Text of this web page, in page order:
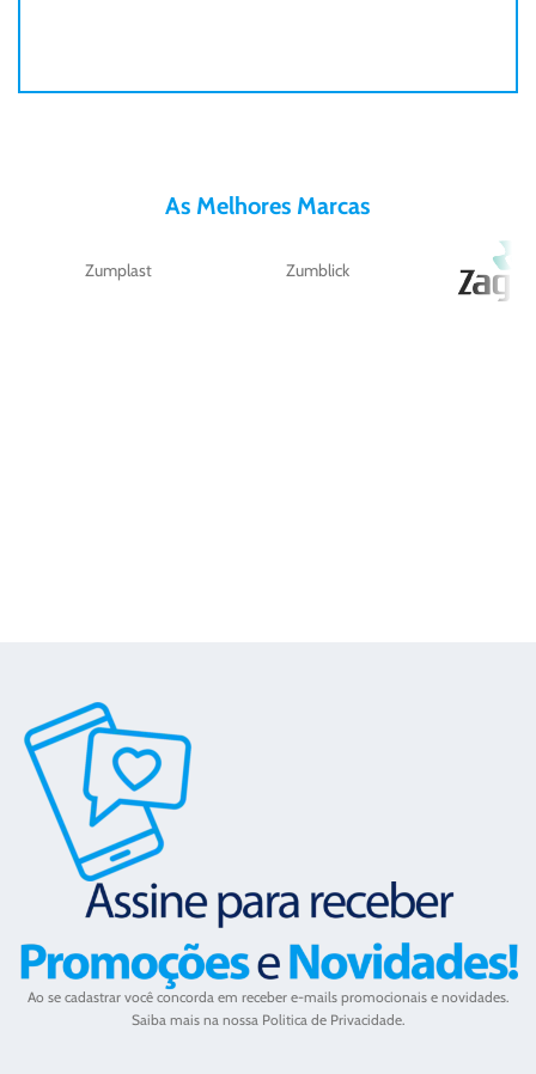
As Melhores Marcas
Zumplast Zumblick
Ao se cadastrar você concorda em receber e-mails promocionais e novidades.
Saiba mais na nossa Politica de Privacidade.